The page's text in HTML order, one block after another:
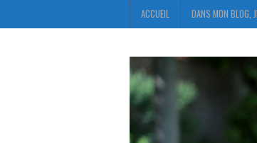
ACCUEIL DANS MON BLOG,